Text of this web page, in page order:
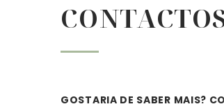
GOSTARIA DE SABER MAIS?